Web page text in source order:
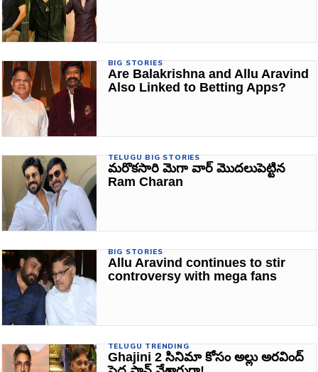
BIG STORIES
Are Balakrishna and Allu Aravind
Also Linked to Betting Apps?
TELUGU BIG STORIES
మరొకసారి మెగా వార్ మొదలుపెట్టిన
Ram Charan
BIG STORIES
Allu Aravind continues to stir
controversy with mega fans
TELUGU TRENDING
Ghajini 2 సినిమా కోసం అల్లు అరవింద్